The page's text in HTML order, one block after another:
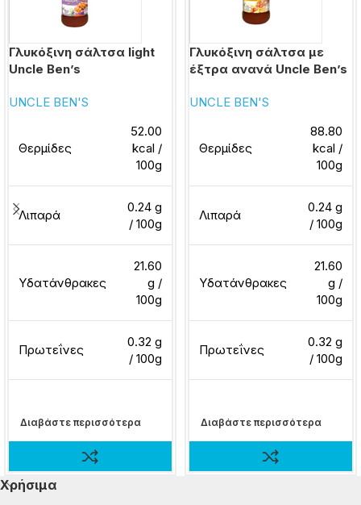
Γλυκόξινη σάλτσα light
Uncle Ben’s
UNCLE BEN'S
Θερμίδες
52.00
kcal /
100g
Λιπαρά
0.24 g
/ 100g
Υδατάνθρακες
21.60
g /
100g
Πρωτεΐνες
0.32 g
/ 100g
Διαβάστε περισσότερα
Γλυκόξινη σάλτσα με
έξτρα ανανά Uncle Ben’s
UNCLE BEN'S
Θερμίδες
88.80
kcal /
100g
Λιπαρά
0.24 g
/ 100g
Υδατάνθρακες
21.60
g /
100g
Πρωτεΐνες
0.32 g
/ 100g
Διαβάστε περισσότερα
Χρήσιμα